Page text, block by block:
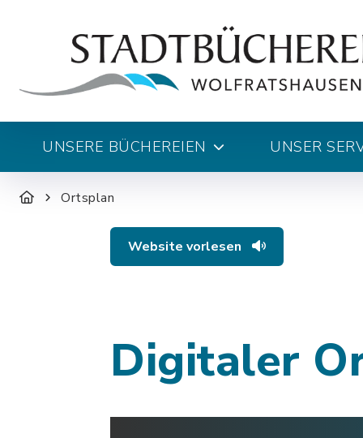
UNSERE BÜCHEREIEN UNSER
Ortsplan
Website vorlesen
Digitaler